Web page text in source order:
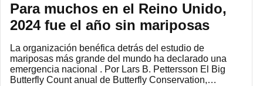
Para muchos en el Reino Unido,
2024 fue el año sin mariposas
La organización benéfica detrás del estudio de
mariposas más grande del mundo ha declarado una
emergencia nacional . Por Lars B. Pettersson El Big
Butterfly Count anual de Butterfly Conservation,…